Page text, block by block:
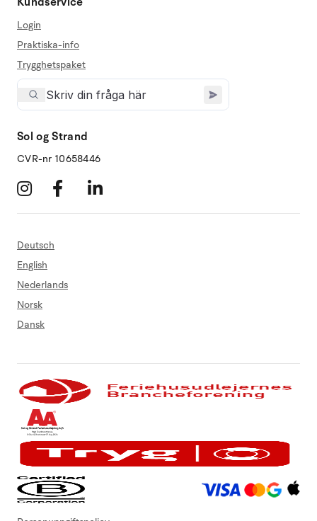
Login
Praktiska-info
Trygghetspaket
Sol og Strand
CVR-nr 10658446
Deutsch
English
Nederlands
Norsk
Dansk